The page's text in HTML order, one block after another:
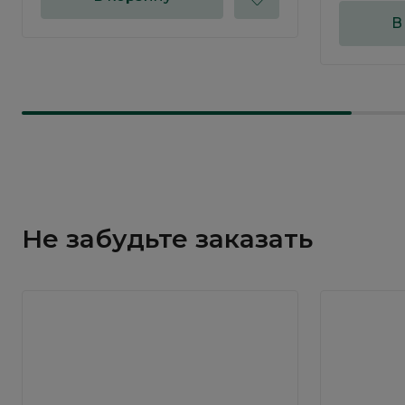
В
Не забудьте заказать